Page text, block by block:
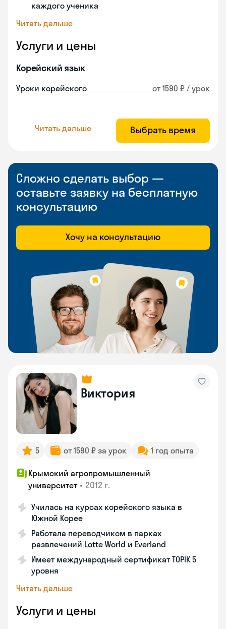
каждого ученика
Читать дальше
Услуги и цены
Корейский язык
Уроки корейского от 1590 ₽ / урок
Читать дальше Выбрать время
Сложно сделать выбор —
оставьте заявку на бесплатную
консультацию
Хочу на консультацию
Виктория
5 от 1590 ₽ за урок 1 год опыта
Крымский агропромышленный
университет • 2012 г.
Училась на курсах корейского языка в
Южной Корее
Работала переводчиком в парках
развлечений Lotte World и Everland
Имеет международный сертификат TOPIK 5
уровня
Читать дальше
Услуги и цены